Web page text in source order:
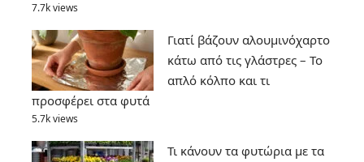
7.7k views
Γιατί βάζουν αλουμινόχαρτο
κάτω από τις γλάστρες – Το
απλό κόλπο και τι
προσφέρει στα φυτά
5.7k views
Τι κάνουν τα φυτώρια με τα